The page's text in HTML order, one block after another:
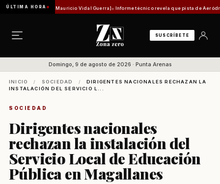
ÚLTIMA HORA
[Por Mauricio Vidal Guerra] Informe técnico revela que pista de Aeródromo de
SUSCRÍBETE
Domingo, 9 de agosto de 2026 · Punta Arenas
INICIO / SOCIEDAD /
DIRIGENTES NACIONALES RECHAZAN LA
INSTALACIÓN DEL SERVICIO L...
SOCIEDAD
Dirigentes nacionales
rechazan la instalación del
Servicio Local de Educación
Pública en Magallanes